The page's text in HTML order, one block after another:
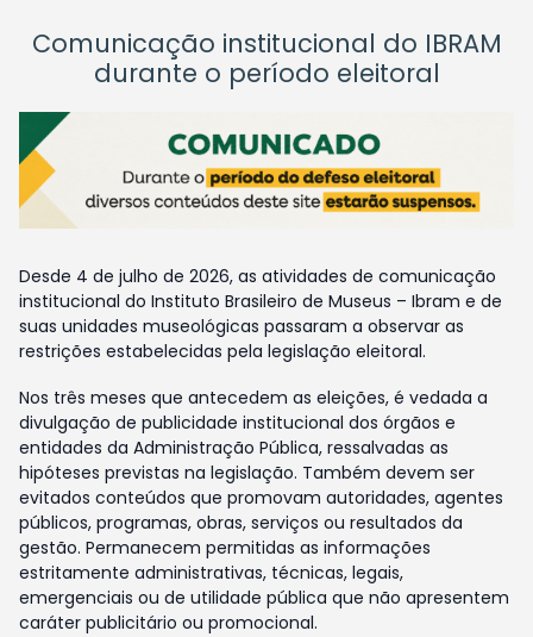
Comunicação institucional do IBRAM
durante o período eleitoral
Desde 4 de julho de 2026, as atividades de comunicação
institucional do Instituto Brasileiro de Museus – Ibram e de
suas unidades museológicas passaram a observar as
restrições estabelecidas pela legislação eleitoral.
Nos três meses que antecedem as eleições, é vedada a
divulgação de publicidade institucional dos órgãos e
entidades da Administração Pública, ressalvadas as
hipóteses previstas na legislação. Também devem ser
evitados conteúdos que promovam autoridades, agentes
públicos, programas, obras, serviços ou resultados da
gestão. Permanecem permitidas as informações
estritamente administrativas, técnicas, legais,
emergenciais ou de utilidade pública que não apresentem
caráter publicitário ou promocional.